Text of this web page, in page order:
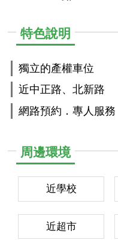
特色說明
獨立的產權車位
近中正路、北新路
網路預約．專人服務
周邊環境
近學校
近超市